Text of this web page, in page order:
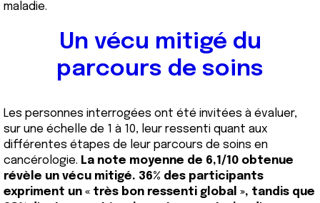
maladie.
Un vécu mitigé du
parcours de soins
Les personnes interrogées ont été invitées à évaluer,
sur une échelle de 1 à 10, leur ressenti quant aux
différentes étapes de leur parcours de soins en
cancérologie. La note moyenne de 6,1/10 obtenue
révèle un vécu mitigé. 36% des participants
expriment un « très bon ressenti global », tandis que